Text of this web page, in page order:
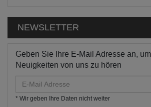
NEWSLETTER
Geben Sie Ihre E-Mail Adresse an,
Neuigkeiten von uns zu hören
Mail
Adresse
* Wir geben Ihre Daten nicht weiter